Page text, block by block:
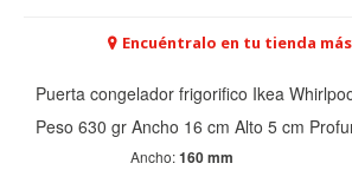
Encuéntralo en tu tienda
Puerta congelador frigorifico Ikea
Peso 630 gr Ancho 16 cm Alto 5 cm
Ancho:160 mm